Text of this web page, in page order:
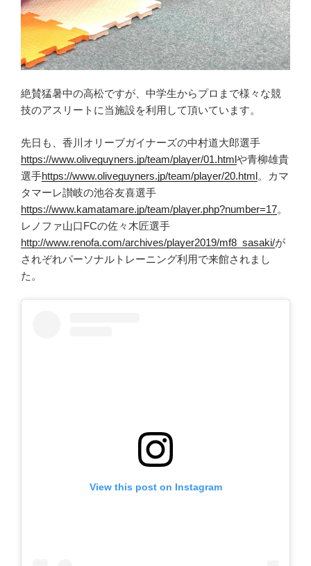
絶賛猛暑中の高松ですが、中学生からプロまで様々な競
技のアスリートに当施設を利用して頂いています。
先日も、香川オリーブガイナーズの中村道大郎選手
https://www.oliveguyners.jp/team/player/01.htmlや青柳雄貴
選手https://www.oliveguyners.jp/team/player/20.html。カマ
タマーレ讃岐の池谷友喜選手
https://www.kamatamare.jp/team/player.php?number=17。
レノファ山口FCの佐々木匠選手
http://www.renofa.com/archives/player2019/mf8_sasaki/が
されぞれパーソナルトレーニング利用で来館されまし
た。
View this post on Instagram